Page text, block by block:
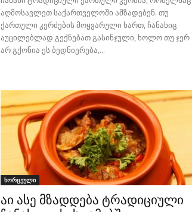
აღმოსავლეთ საქართველოში ამზადებენ. თუ
ქართული კერძების მოყვარული ხართ, ჩანახიც
აუცილებლად გექნებათ გასინჯული, ხოლო თუ ჯერ
არ გქონია ეს ბედნიერება,...
ხორცეული
აი ასე მზადდება ტრადიციული